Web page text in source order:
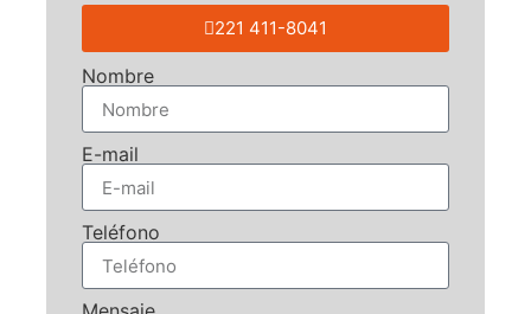
221 411-8041
Nombre
E-mail
Teléfono